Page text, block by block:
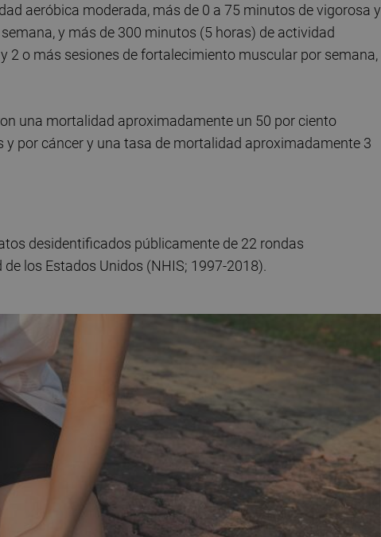
aeróbica moderada, más de 0 a 75 minutos de vigorosa y
y más de 300 minutos (5 horas) de actividad
2 o más sesiones de fortalecimiento muscular por semana,
una mortalidad aproximadamente un 50 por ciento
por cáncer y una tasa de mortalidad aproximadamente 3
desidentificados públicamente de 22 rondas
los Estados Unidos (NHIS; 1997-2018).